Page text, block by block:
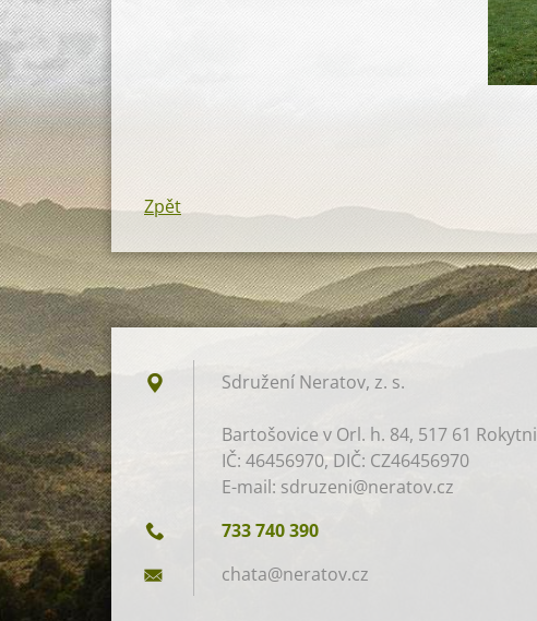
Zpět
Sdružení Neratov, z. s.​
Bartošovice v Orl. h. 84, 517 61
IČ: 46456970, DIČ: CZ46456970
E-mail: sdruzeni@neratov.cz
733 740 390
chata@neratov.cz